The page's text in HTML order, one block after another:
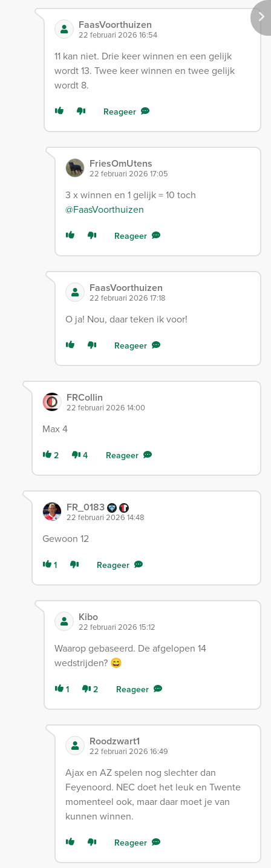
FaasVoorthuizen
22 februari 2026 16:54
11 kan niet. Drie keer winnen en een gelijk
wordt 13. Twee keer winnen en twee gelijk
wordt 8.
Reageer
FriesOmUtens
22 februari 2026 17:05
3 x winnen en 1 gelijk = 10 toch
@FaasVoorthuizen
Reageer
FaasVoorthuizen
22 februari 2026 17:18
O ja! Nou, daar teken ik voor!
Reageer
FRCollin
22 februari 2026 14:00
Max 4
2 4 Reageer
FR_0183
22 februari 2026 14:48
Gewoon 12
1 Reageer
Kibo
22 februari 2026 15:12
Waarop gebaseerd. De afgelopen 14
wedstrijden? 😄
1 2 Reageer
Roodzwart1
22 februari 2026 16:49
Ajax en AZ spelen nog slechter dan
Feyenoord. NEC doet het leuk en Twente
momenteel ook, maar daar moet je van
kunnen winnen.
Reageer